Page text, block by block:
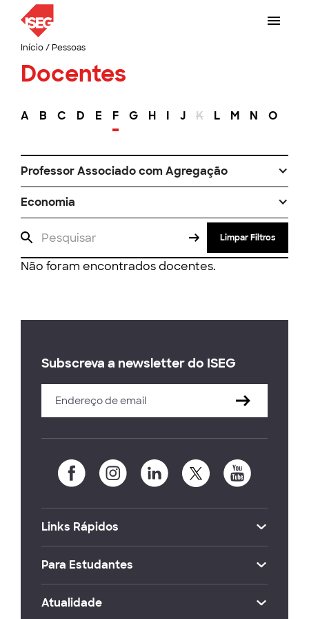
Início/ Pessoas
Docentes
A B C D E F G H I J K L M N O
Professor Associado com Agregação
Economia
Limpar Filtros
Não foram encontrados docentes.
Subscreva a newsletter do ISEG
Links Rápidos
Para Estudantes
Atualidade